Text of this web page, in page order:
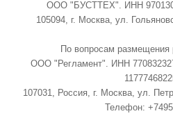
ООО "БУСТТЕХ". ИНН
105094, г. Москва, ул.
По вопросам размещения
ООО "Регламент". ИНН
107031, Россия, г. Москва, ул.
Телефон: